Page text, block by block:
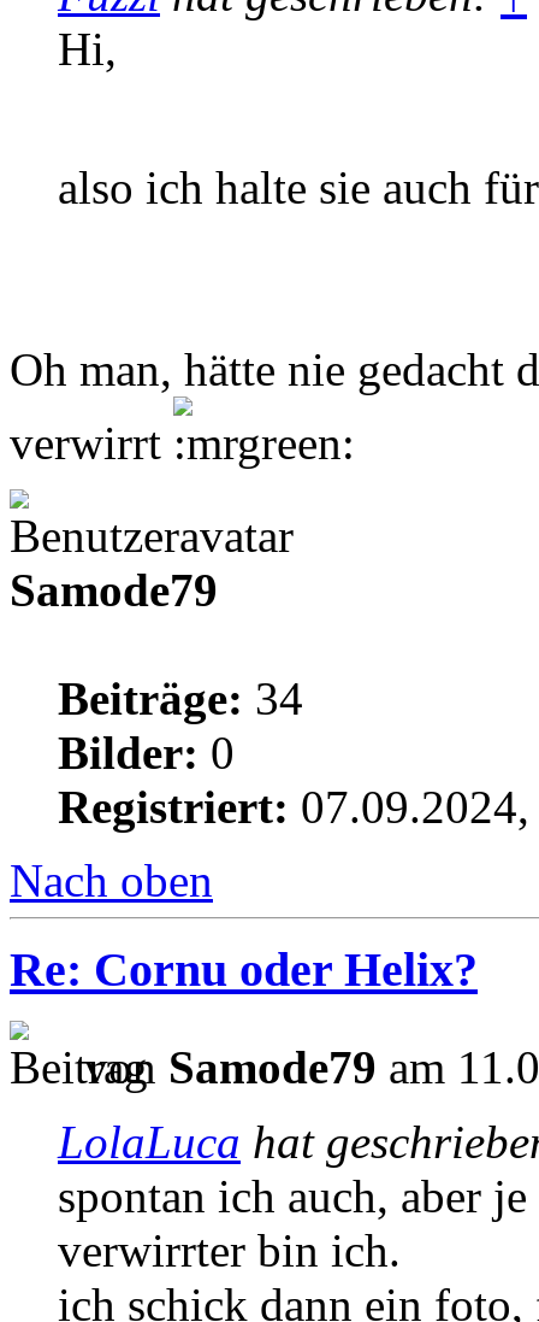
Hi,
also ich halte sie auch
Oh man, hätte nie gedacht
verwirrt
Samode79
Beiträge: 34
Bilder: 0
Registriert:
Nach oben
Re: Cornu oder Helix?
von Samode79 am
LolaLuca hat
spontan ich auch, aber
verwirrter bin ich.
ich schick dann ein